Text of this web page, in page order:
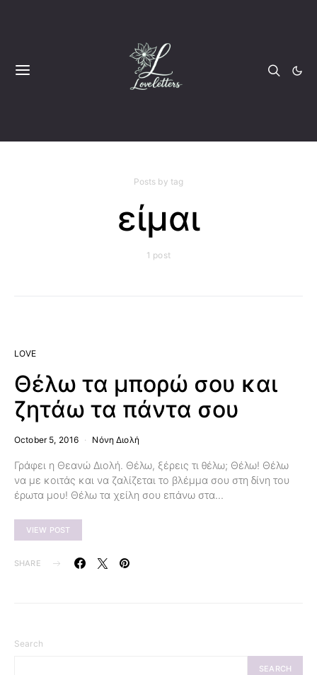
Posts by tag
είμαι
1 post
LOVE
Θέλω τα μπορώ σου και
ζητάω τα πάντα σου
October 5, 2016 Νόνη Διολή
Γράφει η Θεανώ Διολή. Θέλω, ξέρεις τι θέλω; Θέλω! Θέλω
να με κοιτάς και να ζαλίζεται το βλέμμα σου στη δίνη του
έρωτα μου! Θέλω τα χείλη σου επάνω στα…
VIEW POST
SHARE
Search
SEARCH